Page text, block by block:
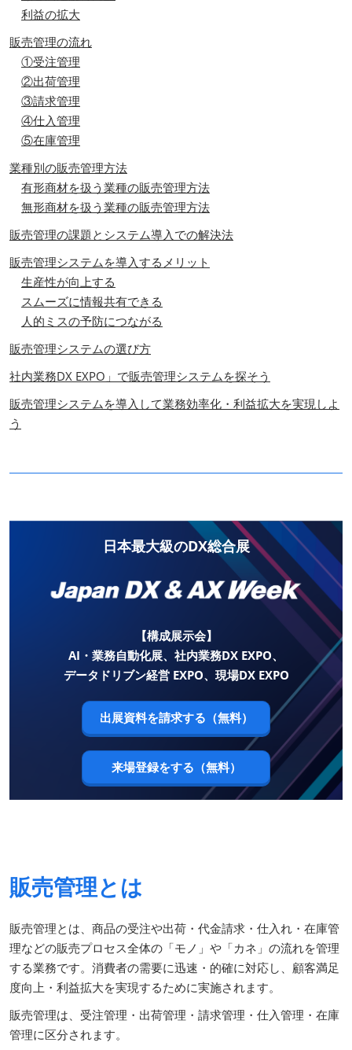
利益の拡大
販売管理の流れ
①受注管理
②出荷管理
③請求管理
④仕入管理
⑤在庫管理
業種別の販売管理方法
有形商材を扱う業種の販売管理方法
無形商材を扱う業種の販売管理方法
販売管理の課題とシステム導入での解決法
販売管理システムを導入するメリット
生産性が向上する
スムーズに情報共有できる
人的ミスの予防につながる
販売管理システムの選び方
社内業務DX EXPO」で販売管理システムを探そう
販売管理システムを導入して業務効率化・利益拡大を実現しよ
う
日本最大級のDX総合展
【構成展示会】
AI・業務自動化展、社内業務DX EXPO、
データドリブン経営 EXPO、現場DX EXPO
出展資料を請求する（無料）
来場登録をする（無料）
販売管理とは
販売管理とは、商品の受注や出荷・代金請求・仕入れ・在庫管
理などの販売プロセス全体の「モノ」や「カネ」の流れを管理
する業務です。消費者の需要に迅速・的確に対応し、顧客満足
度向上・利益拡大を実現するために実施されます。
販売管理は、受注管理・出荷管理・請求管理・仕入管理・在庫
管理に区分されます。